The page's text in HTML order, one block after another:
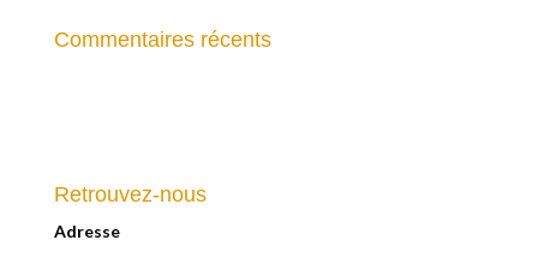
Commentaires récents
Retrouvez-nous
Adresse